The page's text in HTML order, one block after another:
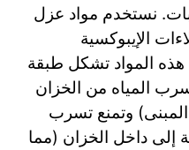
نستخدم مواد عزل
الإيبوكسية
هذه المواد تشكل طبقة
المياه من الخزان
وتمنع تسرب
إلى داخل الخزان (مما